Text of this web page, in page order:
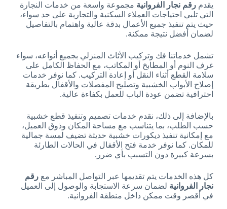
يقدم رقم نجار الفروانية مجموعة واسعة من خدمات النجارة
التي تلبي احتياجات العملاء السكنية والتجارية على حد سواء،
حيث يتم تنفيذ جميع الأعمال بدقة عالية واهتمام بالتفاصيل
لضمان أفضل نتيجة ممكنة.
تشمل خدماتنا فك وتركيب الأثاث المنزلي بجميع أنواعه، سواء
غرف النوم أو المطابخ أو المكاتب، مع الحفاظ الكامل على
سلامة القطع أثناء النقل أو إعادة التركيب. كما نوفر خدمات
إصلاح الأبواب الخشبية وتصليح المفصلات والأقفال بطريقة
احترافية تضمن عودة الباب للعمل بكفاءة عالية.
بالإضافة إلى ذلك، نقدم خدمات تصميم وتنفيذ قطع خشبية
حسب الطلب، بما يتناسب مع مساحة المكان وذوق العميل،
مع إمكانية تنفيذ ديكورات خشبية حديثة تضيف لمسة جمالية
للمكان. كما نوفر خدمة فتح الأقفال في الحالات الطارئة
بسرعة كبيرة دون التسبب بأي ضرر.
كل هذه الخدمات يتم تقديمها عبر التواصل المباشر مع رقم
نجار الفروانية لضمان سرعة الاستجابة والوصول إلى العميل
في أقصر وقت ممكن داخل منطقة الفروانية.